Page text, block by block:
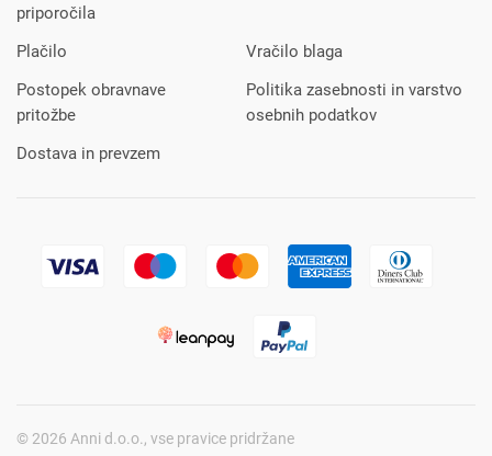
priporočila
Plačilo
Vračilo blaga
Postopek obravnave
pritožbe
Politika zasebnosti in varstvo
osebnih podatkov
Dostava in prevzem
© 2026 Anni d.o.o., vse pravice pridržane